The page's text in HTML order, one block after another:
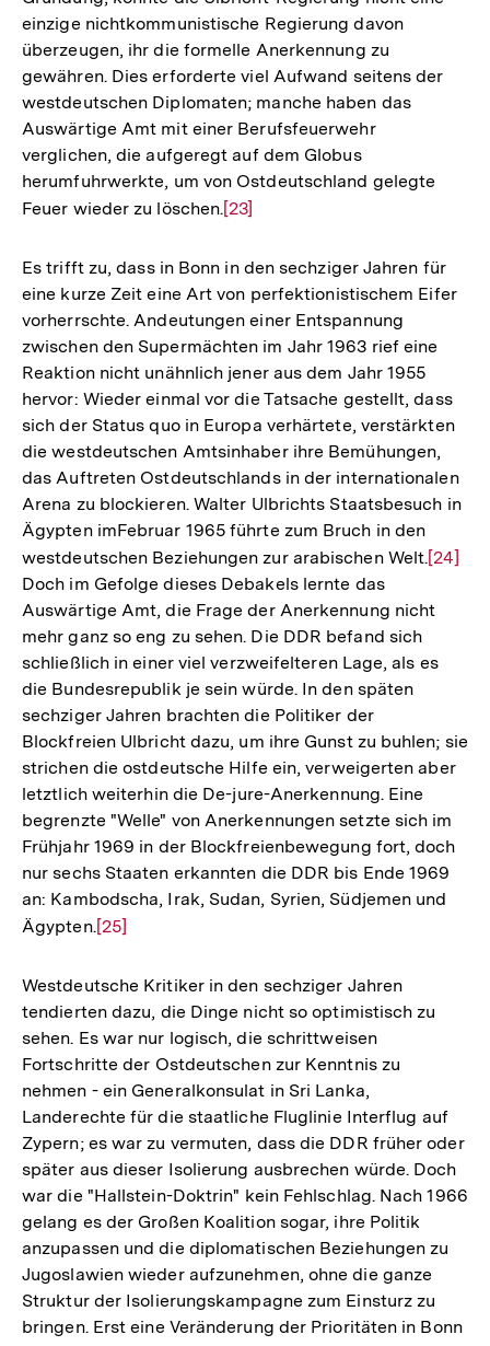
einzige nichtkommunistische Regierung davon
überzeugen, ihr die formelle Anerkennung zu
gewähren. Dies erforderte viel Aufwand seitens der
westdeutschen Diplomaten; manche haben das
Auswärtige Amt mit einer Berufsfeuerwehr
verglichen, die aufgeregt auf dem Globus
herumfuhrwerkte, um von Ostdeutschland gelegte
Feuer wieder zu löschen.Zur
der
Fußnote
[23]
Es trifft zu, dass in Bonn in den sechziger Jahren für
eine kurze Zeit eine Art von perfektionistischem Eifer
vorherrschte. Andeutungen einer Entspannung
zwischen den Supermächten im Jahr 1963 rief eine
Reaktion nicht unähnlich jener aus dem Jahr 1955
hervor: Wieder einmal vor die Tatsache gestellt, dass
sich der Status quo in Europa verhärtete, verstärkten
die westdeutschen Amtsinhaber ihre Bemühungen,
das Auftreten Ostdeutschlands in der internationalen
Arena zu blockieren. Walter Ulbrichts Staatsbesuch in
Ägypten imFebruar 1965 führte zum Bruch in den
westdeutschen Beziehungen zur arabischen Welt.Zur
der
[24]
Doch im Gefolge dieses Debakels lernte das
Auswärtige Amt, die Frage der Anerkennung nicht
mehr ganz so eng zu sehen. Die DDR befand sich
schließlich in einer viel verzweifelteren Lage, als es
die Bundesrepublik je sein würde. In den späten
sechziger Jahren brachten die Politiker der
Blockfreien Ulbricht dazu, um ihre Gunst zu buhlen; sie
strichen die ostdeutsche Hilfe ein, verweigerten aber
letztlich weiterhin die De-jure-Anerkennung. Eine
begrenzte "Welle" von Anerkennungen setzte sich im
Frühjahr 1969 in der Blockfreienbewegung fort, doch
nur sechs Staaten erkannten die DDR bis Ende 1969
an: Kambodscha, Irak, Sudan, Syrien, Südjemen und
Ägypten.Zur
der
Fußnote
[25]
Westdeutsche Kritiker in den sechziger Jahren
tendierten dazu, die Dinge nicht so optimistisch zu
sehen. Es war nur logisch, die schrittweisen
Fortschritte der Ostdeutschen zur Kenntnis zu
nehmen - ein Generalkonsulat in Sri Lanka,
Landerechte für die staatliche Fluglinie Interflug auf
Zypern; es war zu vermuten, dass die DDR früher oder
später aus dieser Isolierung ausbrechen würde. Doch
war die "Hallstein-Doktrin" kein Fehlschlag. Nach 1966
gelang es der Großen Koalition sogar, ihre Politik
anzupassen und die diplomatischen Beziehungen zu
Jugoslawien wieder aufzunehmen, ohne die ganze
Struktur der Isolierungskampagne zum Einsturz zu
bringen. Erst eine Veränderung der Prioritäten in Bonn
Zum